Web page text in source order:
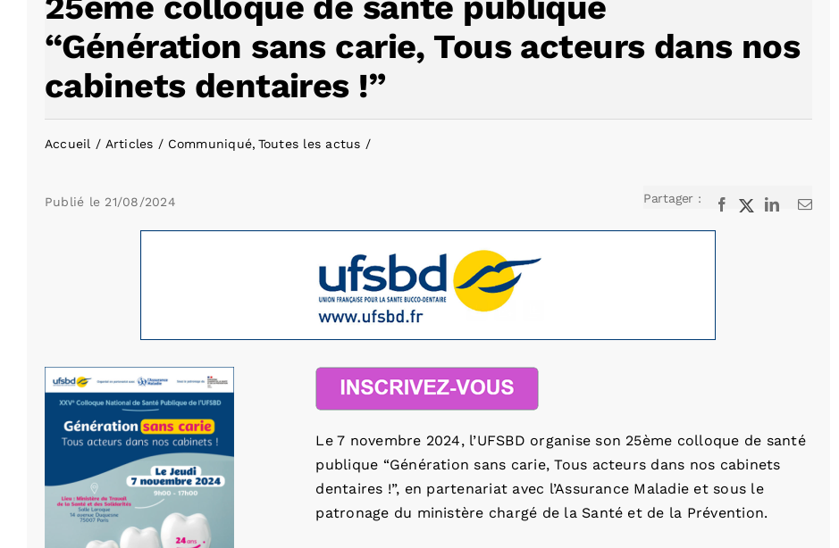
“Génération sans carie, Tous acteurs dans nos
cabinets dentaires !”
Accueil Articles Communiqué Toutes les actus
Publié le 21/08/2024 Partager : Facebook
X LinkedInEmail
Le 7 novembre 2024, l’UFSBD organise son 25ème colloque de santé
publique “Génération sans carie, Tous acteurs dans nos cabinets
dentaires !”, en partenariat avec l’Assurance Maladie et sous le
patronage du ministère chargé de la Santé et de la Prévention.